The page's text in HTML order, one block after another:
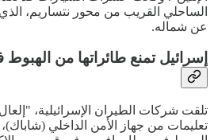
الساحلي القريب من محور نتساريم،
عن شماله.
إسرائيل تمنع طائراتها من
تلقت شركات الطيران الإسرائيلية،
تعليمات من جهاز الأمن الداخلي